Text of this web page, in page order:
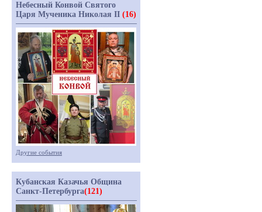
Небесный Конвой Святого
Царя Мученика Николая II (16)
Другие события
Кубанская Казачья Община
Санкт-Петербурга(121)